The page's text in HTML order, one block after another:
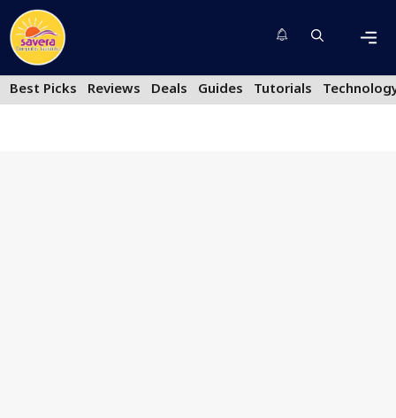
Skip
to
content
Best Picks
Reviews Deals Guides Tutorials